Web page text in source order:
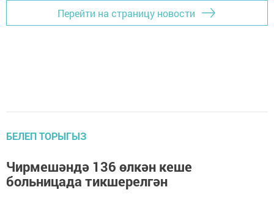
Перейти на страницу новости
БЕЛЕП ТОРЫГЫЗ
Чирмешәндә 136 өлкән кеше
больницада тикшерелгән